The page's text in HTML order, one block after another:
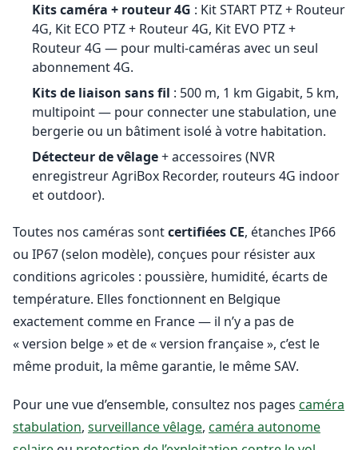
Kits caméra + routeur 4G : Kit START PTZ + Routeur
4G, Kit ECO PTZ + Routeur 4G, Kit EVO PTZ +
Routeur 4G — pour multi-caméras avec un seul
abonnement 4G.
Kits de liaison sans fil : 500 m, 1 km Gigabit, 5 km,
multipoint — pour connecter une stabulation, une
bergerie ou un bâtiment isolé à votre habitation.
Détecteur de vêlage+ accessoires (NVR
enregistreur AgriBox Recorder, routeurs 4G indoor
et outdoor).
Toutes nos caméras sontcertifiées CE, étanches IP66
ou IP67 (selon modèle), conçues pour résister aux
conditions agricoles : poussière, humidité, écarts de
température. Elles fonctionnent en Belgique
exactement comme en France — il n’y a pas de
« version belge » et de « version française », c’est le
même produit, la même garantie, le même SAV.
Pour une vue d’ensemble, consultez nos pages caméra
stabulation, surveillance vêlage, caméra autonome